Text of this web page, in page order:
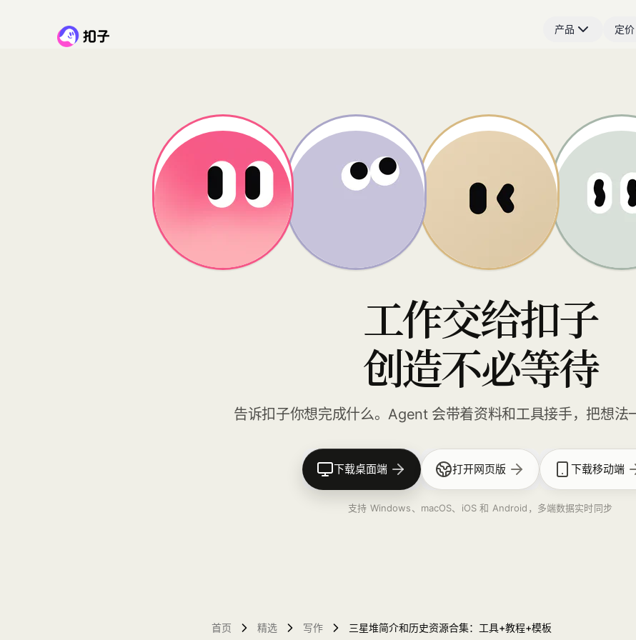
产品 定价
工作交给扣子
创造不必等待
告诉扣子你想完成什么。Agent 会带着资料和工具接手，把想法
下载桌面端 打开网页版 下载移动端
支持 Windows、macOS、iOS 和 Android，多端数据实时同步
首页 精选 写作 三星堆简介和历史资源合集：工具+教程+模板